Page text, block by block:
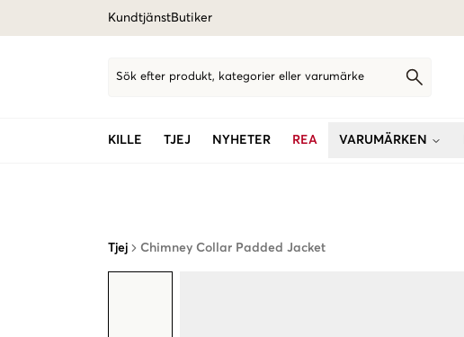
KundtjänstButiker
Sök efter produkt, kategorier eller varumärke
KILLE TJEJ NYHETER REA VARUMÄRKEN
Tjej Chimney Collar Padded Jacket